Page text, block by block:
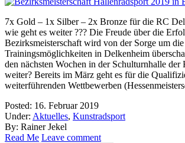
7x Gold – 1x Silber – 2x Bronze für die RC
wie geht es weiter ??? Die Freude über die
Bezirksmeisterschaft wird von der Sorge um
Trainingsmöglichkeiten in Delkenheim
den nächsten Wochen in der Schulturnhalle
weiter? Bereits im März geht es für die
weiterführenden Wettbewerben
Posted: 16. Februar 2019
Under: Aktuelles, Kunstradsport
By: Rainer Jekel
Read Me Leave comment